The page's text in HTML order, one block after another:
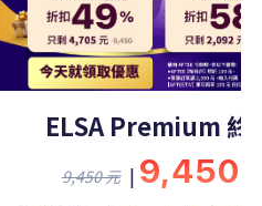
ELSA Premium 終
9,450 元 | 9,450